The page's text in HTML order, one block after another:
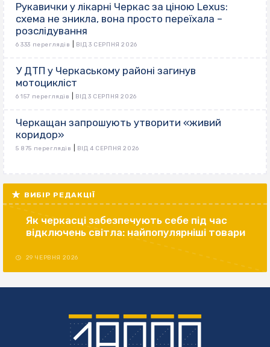
Рукавички у лікарні Черкас за ціною Lexus:
схема не зникла, вона просто переїхала –
розслідування
6 333 переглядів ВІД 3 СЕРПНЯ 2026
У ДТП у Черкаському районі загинув
мотоцикліст
6 157 переглядів ВІД 3 СЕРПНЯ 2026
Черкащан запрошують утворити «живий
коридор»
5 875 переглядів ВІД 4 СЕРПНЯ 2026
ВИБІР РЕДАКЦІЇ
Як черкасці забезпечують себе під час
відключень світла: найпопулярніші товари
29 ЧЕРВНЯ 2026